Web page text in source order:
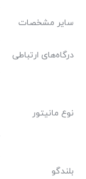
سایر مشخصات
درگاه‌های ارتباطی
نوع مانیتور
بلندگو